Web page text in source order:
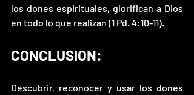
los dones espirituales, glorifican a Dios
en todo lo que realizan (1 Pd. 4:10-11).
CONCLUSION:
Descubrir, reconocer y usar los dones